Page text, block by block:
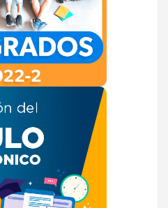
MÁS
ágil tu
titulación
MÁS